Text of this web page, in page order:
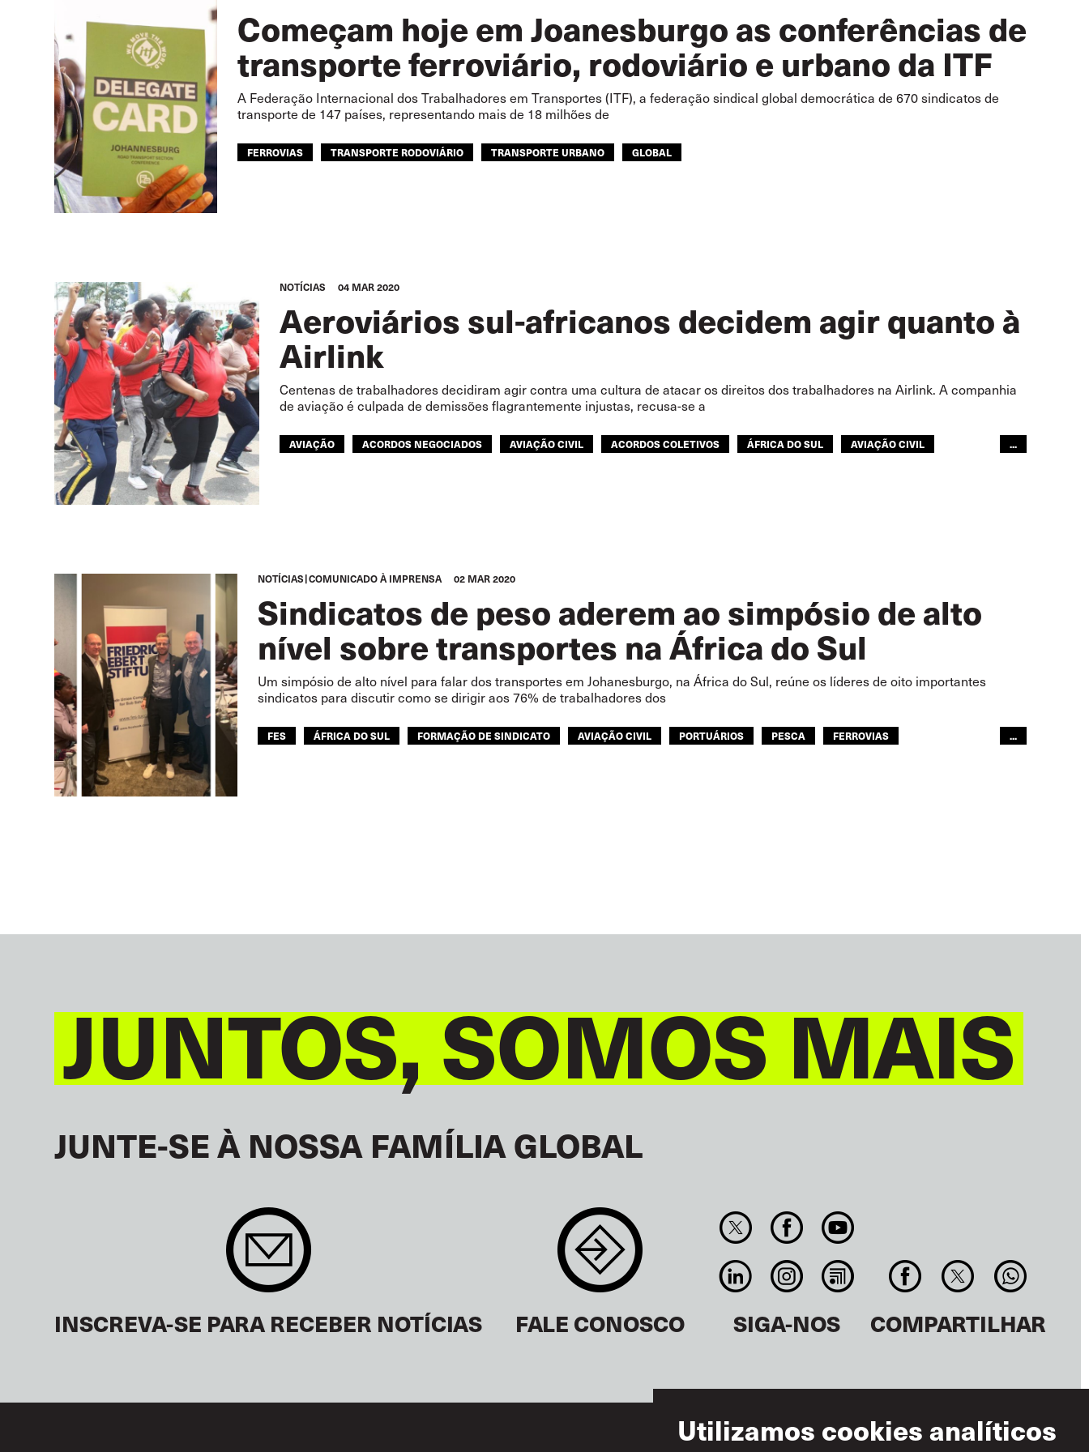
Começam hoje em Joanesburgo as conferências de
transporte ferroviário, rodoviário e urbano da ITF
A Federação Internacional dos Trabalhadores em Transportes (ITF), a federação sindical global democrática de 670 sindicatos de
transporte de 147 países, representando mais de 18 milhões de
FERROVIAS TRANSPORTE RODOVIÁRIO TRANSPORTE URBANO GLOBAL
NOTÍCIAS 04 MAR 2020
Aeroviários sul-africanos decidem agir quanto à
Airlink
Centenas de trabalhadores decidiram agir contra uma cultura de atacar os direitos dos trabalhadores na Airlink. A companhia
de aviação é culpada de demissões flagrantemente injustas, recusa-se a
AVIAÇÃO ACORDOS NEGOCIADOS AVIAÇÃO CIVIL ACORDOS COLETIVOS ÁFRICA DO SUL
AVIAÇÃO CIVIL
...
NOTÍCIAS COMUNICADO À IMPRENSA 02 MAR 2020
Sindicatos de peso aderem ao simpósio de alto
nível sobre transportes na África do Sul
Um simpósio de alto nível para falar dos transportes em Johanesburgo, na África do Sul, reúne os líderes de oito importantes
sindicatos para discutir como se dirigir aos 76% de trabalhadores dos
FES ÁFRICA DO SUL FORMAÇÃO DE SINDICATO AVIAÇÃO CIVIL PORTUÁRIOS PESCA
FERROVIAS
...
JUNTOS, SOMOS MAIS
JUNTE-SE À NOSSA FAMÍLIA GLOBAL
INSCREVA-SE PARA RECEBER NOTÍCIAS FALE CONOSCO SIGA-NOS COMPARTILHAR
Utilizamos cookies analíticos